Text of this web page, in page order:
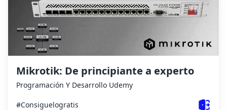
Mikrotik: De principiante a experto
Programación Y Desarrollo Udemy
#Consiguelogratis